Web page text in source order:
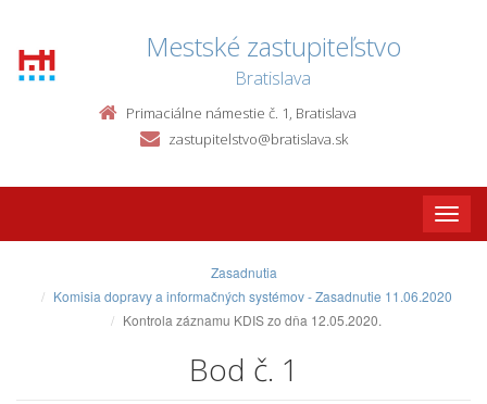
Mestské zastupiteľstvo
Bratislava
Primaciálne námestie č. 1, Bratislava
zastupitelstvo@bratislava.sk
Toggle
Zasadnutia
Komisia dopravy a informačných systémov - Zasadnutie 11.06.2020
Kontrola záznamu KDIS zo dňa 12.05.2020.
Bod č. 1